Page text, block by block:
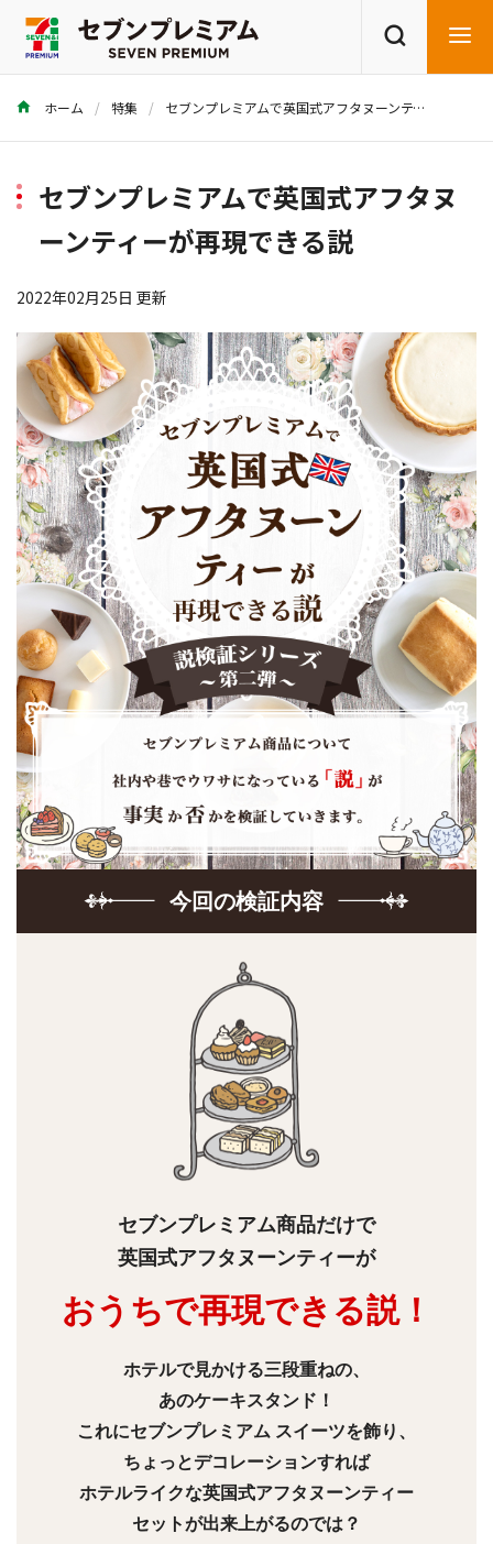
商品を探す レシピを探す
ホーム 特集 セブンプレミアムで英国式アフタヌーンティーが再現できる説
セブンプレミアムで英国式アフタヌ
ーンティーが再現できる説
2022年02月25日 更新
今回の検証内容
セブンプレミアム商品だけで
英国式アフタヌーンティーが
おうちで再現できる説！
ホテルで見かける三段重ねの、
あのケーキスタンド！
これにセブンプレミアム スイーツを飾り、
ちょっとデコレーションすれば
ホテルライクな英国式アフタヌーンティー
セットが出来上がるのでは？